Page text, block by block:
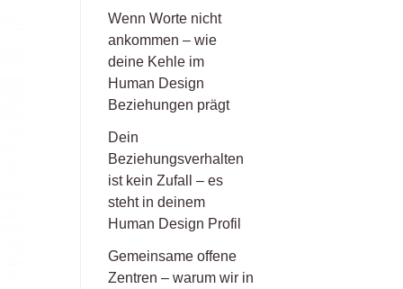
Wenn Worte nicht
ankommen – wie
deine Kehle im
Human Design
Beziehungen prägt
Dein
Beziehungsverhalten
ist kein Zufall – es
steht in deinem
Human Design Profil
Gemeinsame offene
Zentren – warum wir in